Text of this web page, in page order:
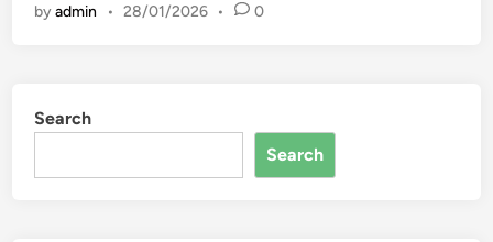
c
o
o
to
n
e
s
er
byadmin • 28/01/2026 • 0
Search
Search